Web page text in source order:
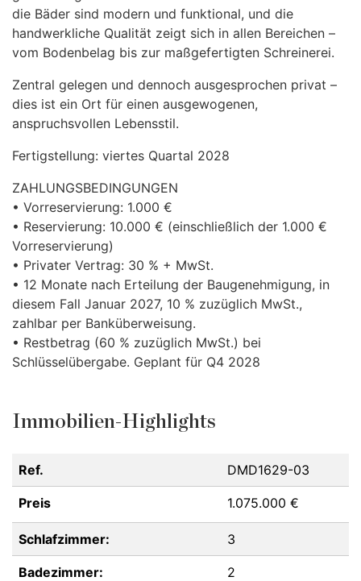
die Bäder sind modern und funktional, und die
handwerkliche Qualität zeigt sich in allen Bereichen –
vom Bodenbelag bis zur maßgefertigten Schreinerei.
Zentral gelegen und dennoch ausgesprochen privat –
dies ist ein Ort für einen ausgewogenen,
anspruchsvollen Lebensstil.
Fertigstellung: viertes Quartal 2028
ZAHLUNGSBEDINGUNGEN
• Vorreservierung: 1.000 €
• Reservierung: 10.000 € (einschließlich der 1.000 €
Vorreservierung)
• Privater Vertrag: 30 % + MwSt.
• 12 Monate nach Erteilung der Baugenehmigung, in
diesem Fall Januar 2027, 10 % zuzüglich MwSt.,
zahlbar per Banküberweisung.
• Restbetrag (60 % zuzüglich MwSt.) bei
Schlüsselübergabe. Geplant für Q4 2028
Immobilien-Highlights
Ref. DMD1629-03
Preis 1.075.000 €
Schlafzimmer: 3
Badezimmer: 2